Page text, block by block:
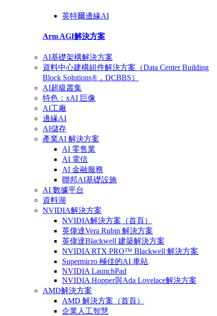
英特爾邊緣AI
Arm AGI解決方案
AI基礎架構解決方案
資料中心建構組件解決方案（Data Center Building
Block Solutions®，DCBBS）
AI超級叢集
特色：xAI 巨像
AI工廠
邊緣AI
AI儲存
產業AI 解決方案
AI 零售業
AI 電信
AI 金融服務
聯邦AI基礎設施
AI 數據平台
資料湖
NVIDIA解決方案
NVIDIA解決方案（首頁）
英偉達Vera Rubin 解決方案
英偉達Blackwell 建築解決方案
NVIDIA RTX PRO™ Blackwell 解決方案
Supermicro 極佳的AI 車站
NVIDIA LaunchPad
NVIDIA Hopper與Ada Lovelace解決方案
AMD解決方案
AMD 解決方案（首頁）
企業人工智慧